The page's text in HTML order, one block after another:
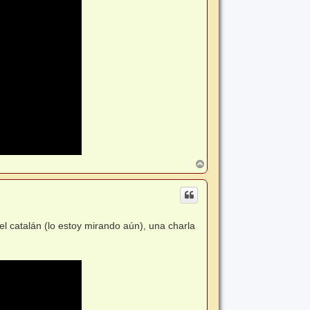
r
r
catalán (lo estoy mirando aún), una charla